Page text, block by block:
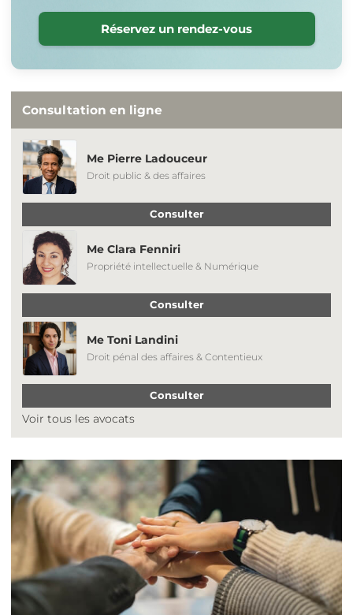
Réservez un rendez-vous
Consultation en ligne
Me Pierre Ladouceur
Droit public & des affaires
Consulter
Me Clara Fenniri
Propriété intellectuelle & Numérique
Consulter
Me Toni Landini
Droit pénal des affaires & Contentieux
Consulter
Voir tous les avocats